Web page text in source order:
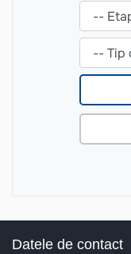
Datele de contact